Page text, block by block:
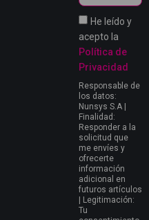
He leído y
acepto la
Política de
Privacidad
Responsable de
los datos:
Nunsys S.A |
Finalidad:
Responder a la
solicitud que
me envíes y
ofrecerte
información
adicional en
futuros artículos
| Legitimación:
Tu